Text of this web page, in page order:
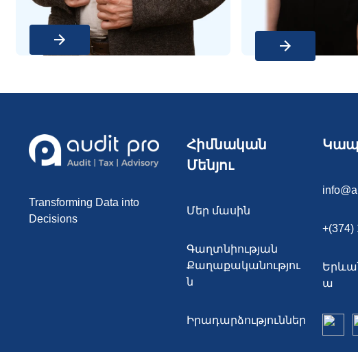
Transforming Data into
Decisions
Հիմնական
Մենյու
Մեր մասին
Գաղտնիության
Քաղաքականությու
ն
Իրադարձություններ
Կապ
+(374)
ա